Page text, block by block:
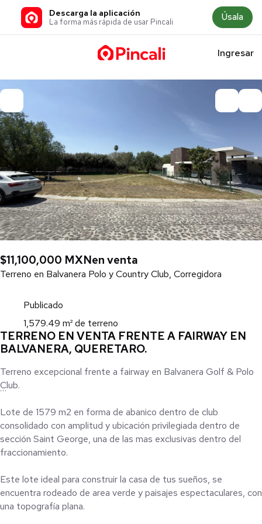
Descarga la aplicación
La forma más rápida de usar Pincali Úsala
Ingresar
$11,100,000 MXNen venta
Terreno en Balvanera Polo y Country Club, Corregidora
Publicado
1,579.49 m² de terreno
TERRENO EN VENTA FRENTE A FAIRWAY EN
BALVANERA, QUERETARO.
Terreno excepcional frente a fairway en Balvanera Golf & Polo
Club.
Lote de 1579 m2 en forma de abanico dentro de club
consolidado con amplitud y ubicación privilegiada dentro de
sección Saint George, una de las mas exclusivas dentro del
fraccionamiento.
Este lote ideal para construir la casa de tus sueños, se
encuentra rodeado de area verde y paisajes espectaculares, con
una topografía plana.